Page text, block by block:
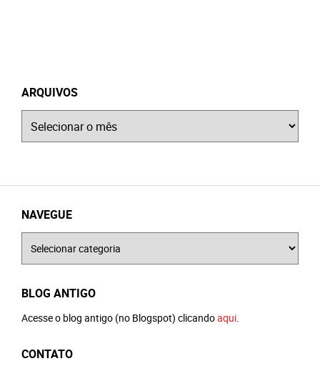
ARQUIVOS
NAVEGUE
BLOG ANTIGO
Acesse o blog antigo (no Blogspot) clicandoaqui.
CONTATO